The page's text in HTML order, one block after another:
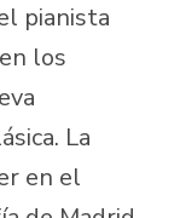
pianista
los
La
en el